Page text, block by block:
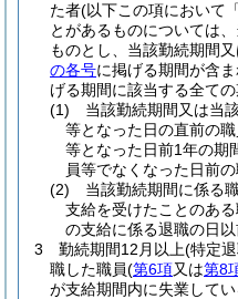
た者(以下この項において
とがあるものについては
ものとし、当該勤続期間
の各号に掲げる期間が含ま
げる期間に該当する全ての
(1)
当該勤続期間又は当
等となった日の直前の
等となった日前1年の期
員等でなくなった日前
(2)
当該勤続期間に係る
支給を受けたことのあ
の支給に係る退職の日
3
勤続期間12月以上(特定
職した職員(第6項又は第8
が支給期間内に失業して